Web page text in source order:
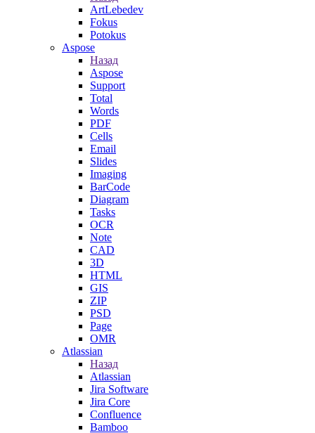
ArtLebedev
Fokus
Potokus
Aspose
Назад
Aspose
Support
Total
Words
PDF
Cells
Email
Slides
Imaging
BarCode
Diagram
Tasks
OCR
Note
CAD
3D
HTML
GIS
ZIP
PSD
Page
OMR
Atlassian
Назад
Atlassian
Jira Software
Jira Core
Confluence
Bamboo